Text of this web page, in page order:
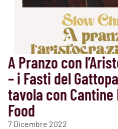
A Pranzo con
– i Fasti del
tavola con Cantine
Food
7 Dicembre 2022